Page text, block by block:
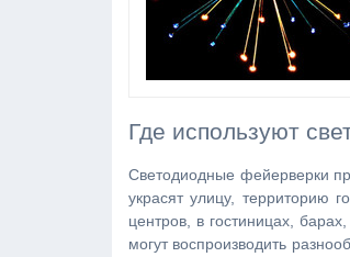
Где используют
Светодиодные фейерверки
украсят улицу, территорию
центров, в гостиницах,
могут воспроизводить